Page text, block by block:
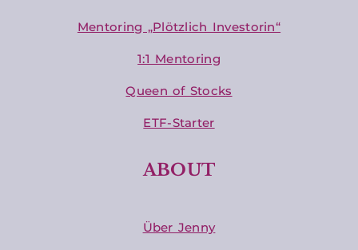
Mentoring „Plötzlich Investorin“
1:1 Mentoring
Queen of Stocks
ETF-Starter
ABOUT
Über Jenny